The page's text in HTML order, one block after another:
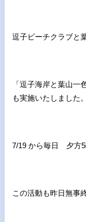
逗子ビーチクラブと
「逗子海岸と葉山
も実施いたしました。
7/19 から毎日 夕方5
この活動も昨日無事